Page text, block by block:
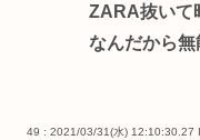
ZARA抜いて
なんだから
49 : 2021/03/31(水) 12:10:30.27